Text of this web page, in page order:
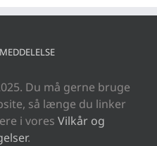
Du må gerne bruge
så længe du linker
i vores Vilkår og
.